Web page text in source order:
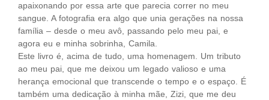
apaixonando por essa arte que parecia correr no meu
sangue. A fotografia era algo que unia gerações na nossa
família – desde o meu avô, passando pelo meu pai, e
agora eu e minha sobrinha, Camila.
Este livro é, acima de tudo, uma homenagem. Um tributo
ao meu pai, que me deixou um legado valioso e uma
herança emocional que transcende o tempo e o espaço. É
também uma dedicação à minha mãe, Zizi, que me deu